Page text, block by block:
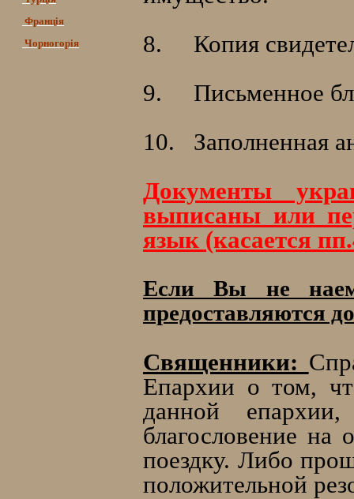
Франція
Чорногорія
8.
Копия
9.
Письменное
10.
Заполненная
Документы
выписаны или
язык (касается
Если Вы не
предоставляются
Священники:
Епархии о том,
данной
благословение на
поездку. Либо
положительной